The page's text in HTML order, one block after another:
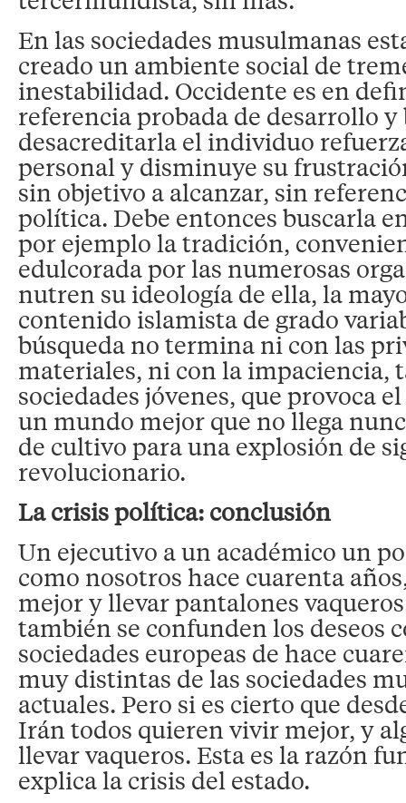
En las sociedades musulmanas
creado un ambiente social de
inestabilidad. Occidente es en
referencia probada de desarrollo
desacreditarla el individuo
personal y disminuye su
sin objetivo a alcanzar, sin
política. Debe entonces buscarla
por ejemplo la tradición,
edulcorada por las numerosas
nutren su ideología de ella, la
contenido islamista de grado
búsqueda no termina ni con las
materiales, ni con la impaciencia,
sociedades jóvenes, que provoca
un mundo mejor que no llega
de cultivo para una explosión de
revolucionario.
La crisis política: conclusión
Un ejecutivo a un académico un
como nosotros hace cuarenta
mejor y llevar pantalones
también se confunden los deseos
sociedades europeas de hace
muy distintas de las sociedades
actuales. Pero si es cierto que
Irán todos quieren vivir mejor, y
llevar vaqueros. Esta es la razón
explica la crisis del estado.